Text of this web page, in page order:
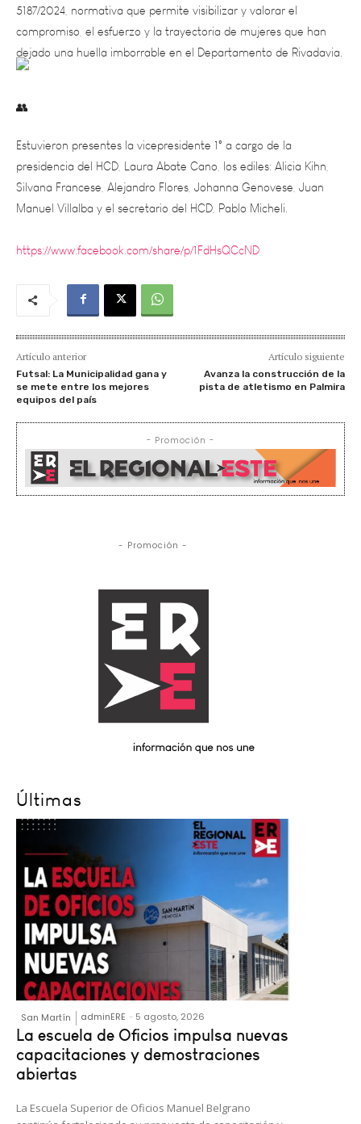
dejado una huella imborrable en el Departamento de Rivadavia.
Estuvieron presentes la vicepresidente 1° a cargo de la
presidencia del HCD, Laura Abate Cano, los ediles: Alicia Kihn,
Silvana Francese, Alejandro Flores, Johanna Genovese, Juan
Manuel Villalba y el secretario del HCD, Pablo Micheli.
https://www.facebook.com/share/p/1FdHsQCcND
Artículo anterior
Futsal: La Municipalidad gana y
se mete entre los mejores
equipos del país
Artículo siguiente
Avanza la construcción de la
pista de atletismo en Palmira
- Promoción -
- Promoción -
Últimas
San Martín adminERE - 5 agosto, 2026
La escuela de Oficios impulsa nuevas
capacitaciones y demostraciones
abiertas
La Escuela Superior de Oficios Manuel Belgrano